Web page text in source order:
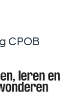
CPOB